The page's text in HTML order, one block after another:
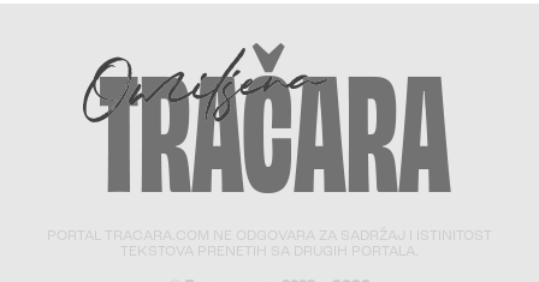
PORTAL TRACARA.COM NE ODGOVARA ZA SADRŽAJ I ISTINITOST
TEKSTOVA PRENETIH SA DRUGIH PORTALA.